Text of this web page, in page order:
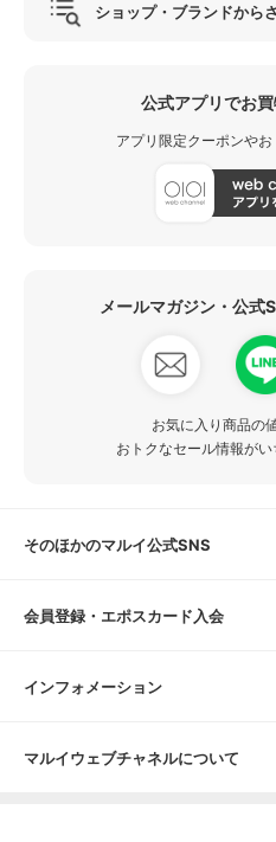
ショップ・ブランドから
公式アプリでお
アプリ限定クーポンやお
メールマガジン・公式
お気に入り商品の
おトクなセール情報がい
そのほかのマルイ公式SNS
会員登録・エポスカード入会
インフォメーション
マルイウェブチャネルについて